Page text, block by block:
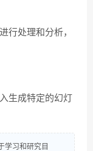
行处理和分析，
生成特定的幻灯
学习和研究目